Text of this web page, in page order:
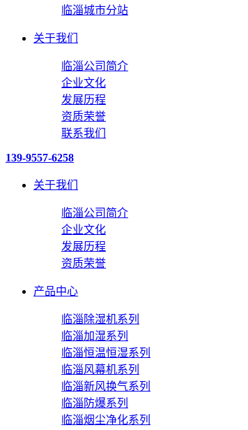
临淄城市分站
关于我们
临淄公司简介
企业文化
发展历程
资质荣誉
联系我们
139-9557-6258
关于我们
临淄公司简介
企业文化
发展历程
资质荣誉
产品中心
临淄除湿机系列
临淄加湿系列
临淄恒温恒湿系列
临淄风幕机系列
临淄新风换气系列
临淄防爆系列
临淄烟尘净化系列